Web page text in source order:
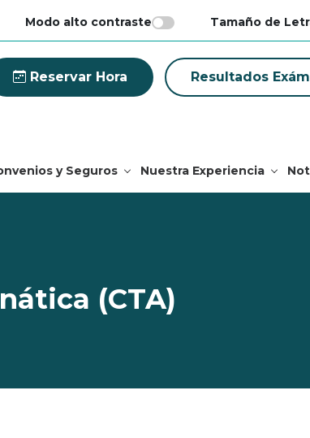
Modo alto contraste Tamaño de
Reservar Hora Resultados
y Seguros Nuestra Experiencia
(CTA)